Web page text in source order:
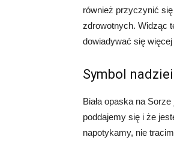
również przyczynić
zdrowotnych. Widząc
dowiadywać się
Symbol
Biała opaska na
poddajemy się i że
napotykamy, nie